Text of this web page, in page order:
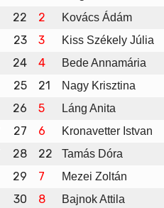
22 2
Kovács Ádám
23 3
Kiss Székely Júlia
24 4
Bede Annamária
25 21
Nagy Krisztina
26 5
Láng Anita
27 6
Kronavetter Istvan
28 22
Tamás Dóra
29 7
Mezei Zoltán
30 8
Bajnok Attila